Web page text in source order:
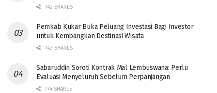
742 SHARES
Pemkab Kukar Buka Peluang Investasi Bagi Investor
untuk Kembangkan Destinasi Wisata
743 SHARES
Sabaruddin Soroti Kontrak Mal Lembuswana: Perlu
Evaluasi Menyeluruh Sebelum Perpanjangan
774 SHARES